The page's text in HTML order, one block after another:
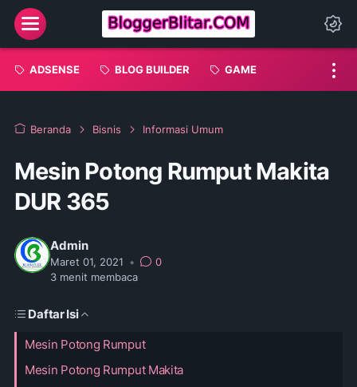
Menu
ADSENSE BLOG BUILDER GAME
Beranda Bisnis Informasi Umum
Mesin Potong Rumput Makita
DUR 365
Admin
Maret 01, 2021 •
0
3 menit membaca
Daftar Isi
Mesin Potong Rumput
Mesin Potong Rumput Makita